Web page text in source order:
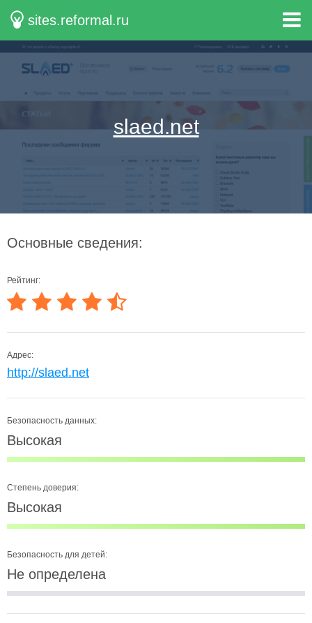
sites.reformal.ru
slaed.net
Основные сведения:
Рейтинг:
Адрес:
http://slaed.net
Безопасность данных:
Высокая
Степень доверия:
Высокая
Безопасность для детей:
Не определена